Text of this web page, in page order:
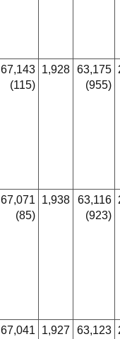
67,143
(115)
1,928 63,175
(955)
67,071
(85)
1,938
63,116
(923)
67,041
1,927
63,123